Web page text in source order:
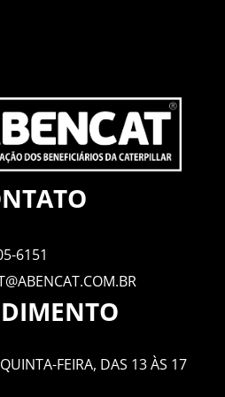
6151
FEIRA, DAS 13 ÀS 17